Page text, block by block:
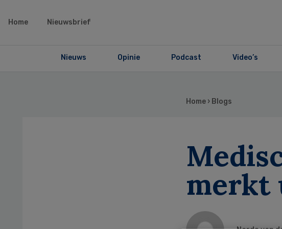
Home Nieuwsbrief
Nieuws Opinie Podcast Video’s
Home › Blogs
merkt